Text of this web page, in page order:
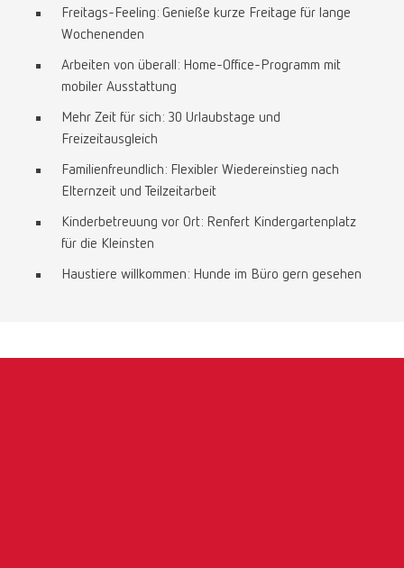
Freitags-Feeling: Genieße kurze Freitage für lange
Wochenenden
Arbeiten von überall: Home-Office-Programm mit
mobiler Ausstattung
Mehr Zeit für sich: 30 Urlaubstage und
Freizeitausgleich
Familienfreundlich: Flexibler Wiedereinstieg nach
Elternzeit und Teilzeitarbeit
Kinderbetreuung vor Ort: Renfert Kindergartenplatz
für die Kleinsten
Haustiere willkommen: Hunde im Büro gern gesehen